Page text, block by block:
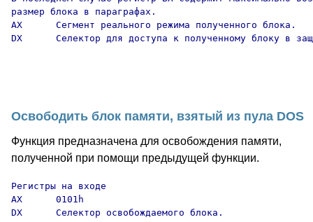
размер блока в параграфах.
AX      Сегмент реального режима полученного блока.
DX      Селектор для доступа к полученному блоку в
Освободить блок памяти, взятый из пула DOS
Функция предназначена для освобождения памяти,
полученной при помощи предыдущей функции.
Регистры на входе
AX      0101h
DX      Селектор освобождаемого блока.